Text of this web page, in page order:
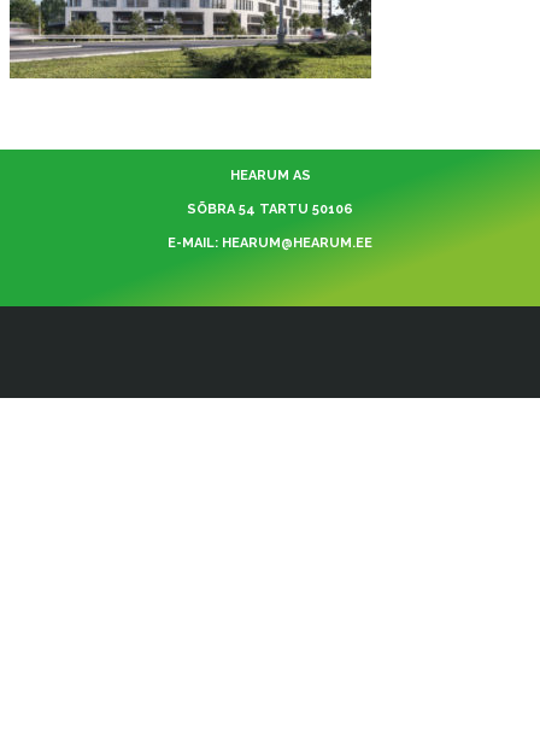
HEARUM AS
SÕBRA 54 TARTU 50106
E-MAIL: HEARUM@HEARUM.EE